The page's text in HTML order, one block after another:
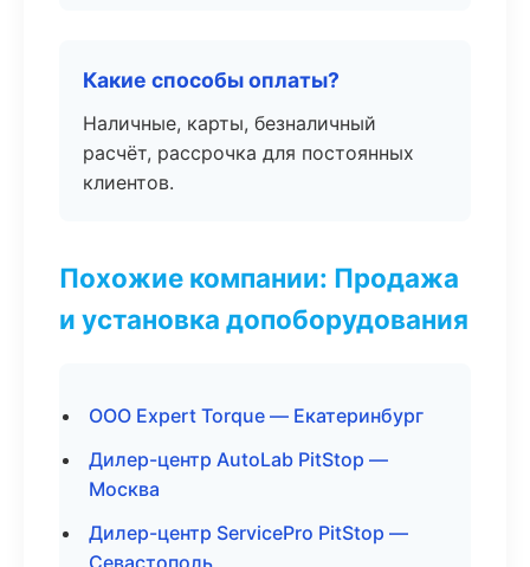
Какие способы оплаты?
Наличные, карты, безналичный
расчёт, рассрочка для постоянных
клиентов.
Похожие компании: Продажа
и установка допоборудования
ООО Expert Torque — Екатеринбург
Дилер-центр AutoLab PitStop —
Москва
Дилер-центр ServicePro PitStop —
Севастополь